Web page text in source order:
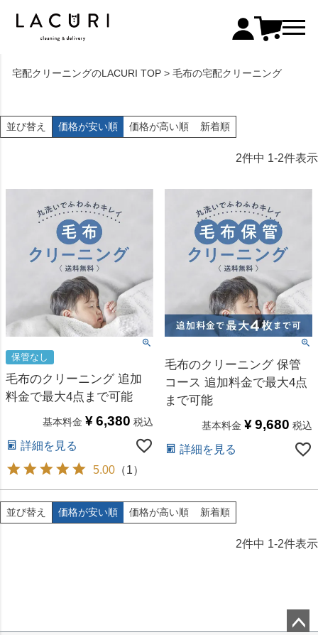
宅配クリーニングのLACURI TOP 毛布の宅配クリーニング
並び替え 価格が安い順 価格が高い順 新着順
2件中 1-2件表示
保管なし
毛布のクリーニング 追加
料金で最大4点まで可能
基本料金 ¥6,380 税込
詳細を見る
5.00 （1 ）
毛布のクリーニング 保管
コース 追加料金で最大4点
まで可能
基本料金 ¥9,680 税込
詳細を見る
並び替え 価格が安い順 価格が高い順 新着順
2件中 1-2件表示